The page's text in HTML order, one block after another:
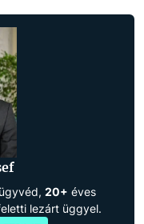
20+ éves
lezárt üggyel.